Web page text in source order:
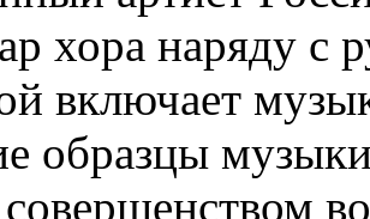
хора наряду с
включает
образцы